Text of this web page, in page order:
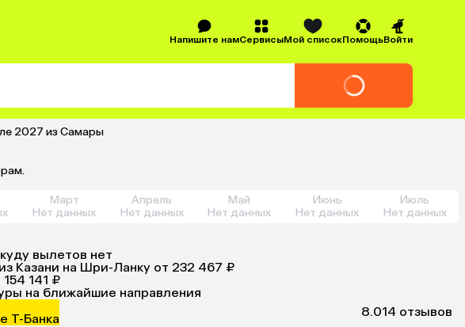
Напишите намСервисыМой списокПомощьВойти
2027 из Самары
Март
Нет данных
Апрель
Нет данных
Май
Нет данных
Июнь
Нет данных
Июль
Нет данных
вылетов нет
из Казани на Шри-Ланку от 232 467 ₽
154 141 ₽
на ближайшие направления
8.014 отзывов
Т-Банка